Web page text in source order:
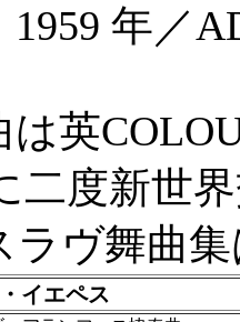
年／
は英
二度新世
ラヴ舞曲
イエペス